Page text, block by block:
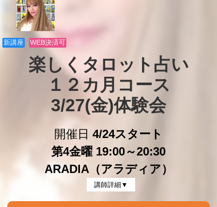
新講座 WEB決済可
楽しくタロット占い
１２カ月コース
3/27(金)体験会
開催日 4/24スタート
第4金曜 19:00～20:30
ARADIA（アラディア）
講師詳細▼